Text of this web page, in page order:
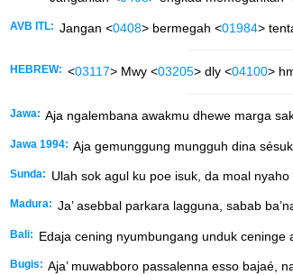
AVB ITL: Jangan <0408> bermegah <01984>
HEBREW: <03117> Mwy <03205> dly <04100>
Jawa: Aja ngalembana awakmu dhewe marga
Jawa 1994: Aja gemunggung mungguh dina
Sunda: Ulah sok agul ku poe isuk, da moal
Madura: Ja’ asebbal parkara lagguna, sabab
Bali: Edaja cening nyumbungang unduk
Bugis: Aja’ muwabboro passalenna esso bajaé,